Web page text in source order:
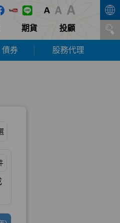
期貨 投顧
債券 股務代理